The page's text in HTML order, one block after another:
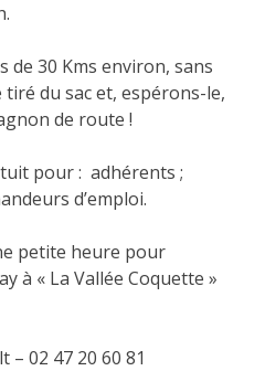
de 30 Kms environ, sans
du sac et, espérons-le,
de route !
pour : adhérents ;
d’emploi.
petite heure pour
à « La Vallée Coquette »
– 02 47 20 60 81